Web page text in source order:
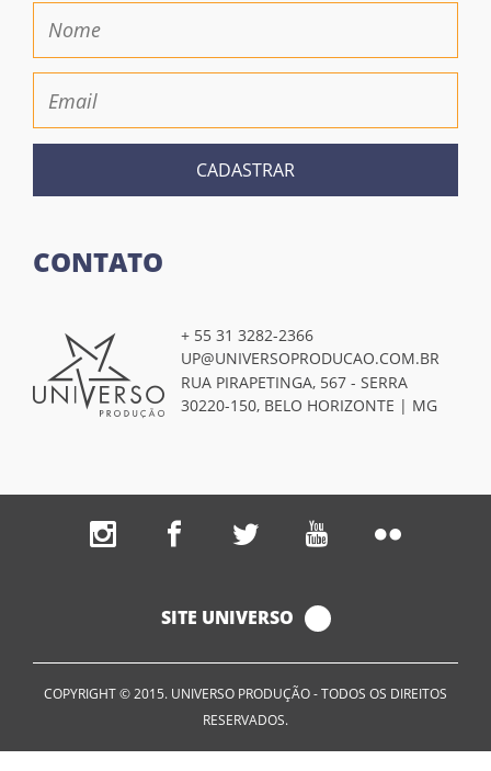
CADASTRAR
CONTATO
+ 55 31 3282-2366
UP@UNIVERSOPRODUCAO.COM.BR
RUA PIRAPETINGA, 567 - SERRA
30220-150, BELO HORIZONTE | MG
SITE UNIVERSO
COPYRIGHT © 2015. UNIVERSO PRODUÇÃO - TODOS OS DIREITOS
RESERVADOS.